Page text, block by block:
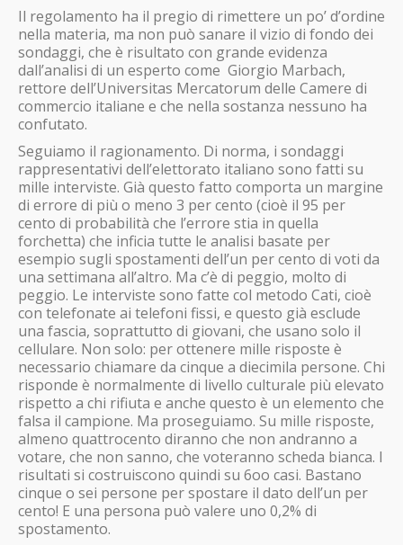
Il regolamento ha il pregio di rimettere un po’ d’ordine
nella materia, ma non può sanare il vizio di fondo dei
sondaggi, che è risultato con grande evidenza
dall’analisi di un esperto come Giorgio Marbach,
rettore dell’Universitas Mercatorum delle Camere di
commercio italiane e che nella sostanza nessuno ha
confutato.
Seguiamo il ragionamento. Di norma, i sondaggi
rappresentativi dell’elettorato italiano sono fatti su
mille interviste. Già questo fatto comporta un margine
di errore di più o meno 3 per cento (cioè il 95 per
cento di probabilità che l’errore stia in quella
forchetta) che inficia tutte le analisi basate per
esempio sugli spostamenti dell’un per cento di voti da
una settimana all’altro. Ma c’è di peggio, molto di
peggio. Le interviste sono fatte col metodo Cati, cioè
con telefonate ai telefoni fissi, e questo già esclude
una fascia, soprattutto di giovani, che usano solo il
cellulare. Non solo: per ottenere mille risposte è
necessario chiamare da cinque a diecimila persone. Chi
risponde è normalmente di livello culturale più elevato
rispetto a chi rifiuta e anche questo è un elemento che
falsa il campione. Ma proseguiamo. Su mille risposte,
almeno quattrocento diranno che non andranno a
votare, che non sanno, che voteranno scheda bianca. I
risultati si costruiscono quindi su 6oo casi. Bastano
cinque o sei persone per spostare il dato dell’un per
cento! E una persona può valere uno 0,2% di
spostamento.